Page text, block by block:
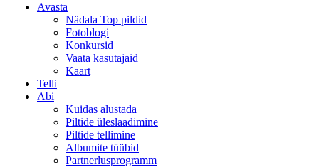
Avasta
Nädala Top pildid
Fotoblogi
Konkursid
Vaata kasutajaid
Kaart
Telli
Abi
Kuidas alustada
Piltide üleslaadimine
Piltide tellimine
Albumite tüübid
Partnerlusprogramm